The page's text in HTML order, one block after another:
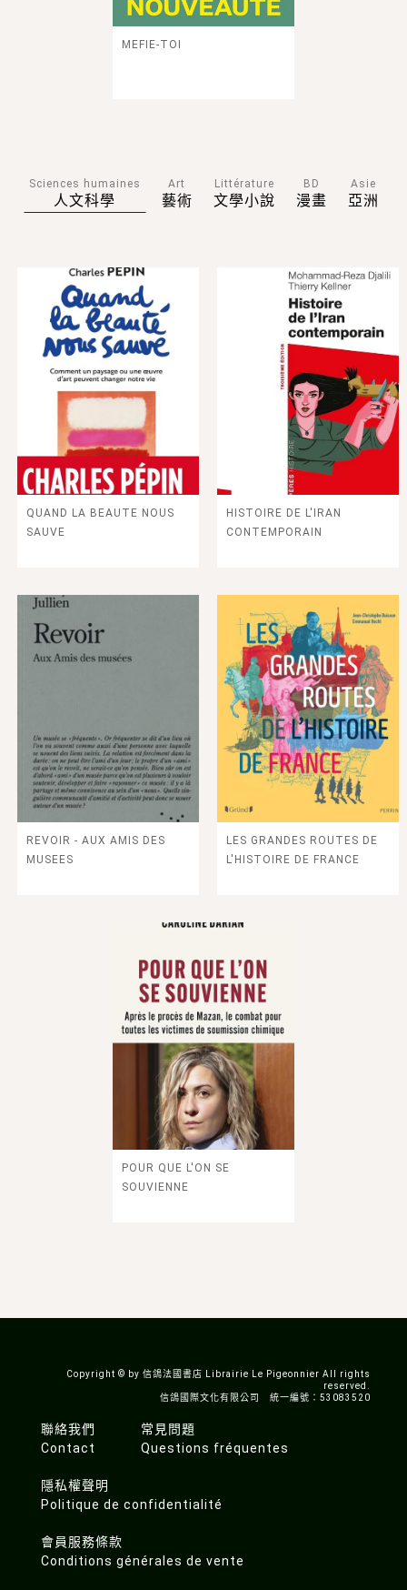
MEFIE-TOI
Sciences humaines
人文科學
Art
藝術
Littérature
文學小說
BD
漫畫
Asie
亞洲
QUAND LA BEAUTE NOUS
SAUVE
HISTOIRE DE L'IRAN
CONTEMPORAIN
REVOIR - AUX AMIS DES
MUSEES
LES GRANDES ROUTES DE
L'HISTOIRE DE FRANCE
POUR QUE L'ON SE
SOUVIENNE
Copyright © by 信鴿法國書店 Librairie Le Pigeonnier All rights
reserved.
信鴿國際文化有限公司 統一編號：53083520
聯絡我們
Contact
常見問題
Questions fréquentes
隱私權聲明
Politique de confidentialité
會員服務條款
Conditions générales de vente